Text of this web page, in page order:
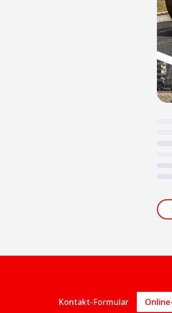
Kontakt-Formular